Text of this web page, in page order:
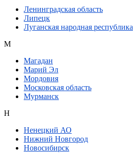
Ленинградская область
Липецк
Луганская народная республика
М
Магадан
Марий Эл
Мордовия
Московская область
Мурманск
Н
Ненецкий АО
Нижний Новгород
Новосибирск